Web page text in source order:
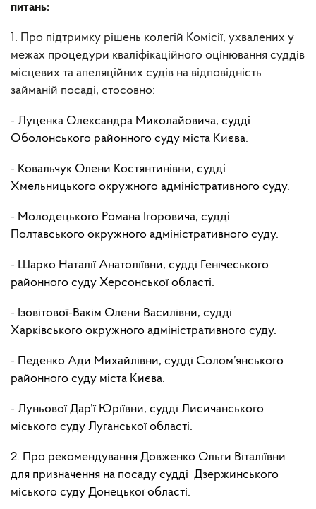
питань:
1. Про підтримку рішень колегій Комісії, ухвалених у
межах процедури кваліфікаційного оцінювання суддів
місцевих та апеляційних судів на відповідність
займаній посаді, стосовно:
- Луценка Олександра Миколайовича, судді
Оболонського районного суду міста Києва.
- Ковальчук Олени Костянтинівни, судді
Хмельницького окружного адміністративного суду.
- Молодецького Романа Ігоровича, судді
Полтавського окружного адміністративного суду.
- Шарко Наталії Анатоліївни, судді Генічеського
районного суду Херсонської області.
- Ізовітової-Вакім Олени Василівни, судді
Харківського окружного адміністративного суду.
- Педенко Ади Михайлівни, судді Солом’янського
районного суду міста Києва.
- Луньової Дар’ї Юріївни, судді Лисичанського
міського суду Луганської області.
2. Про рекомендування Довженко Ольги Віталіївни
для призначення на посаду судді Дзержинського
міського суду Донецької області.